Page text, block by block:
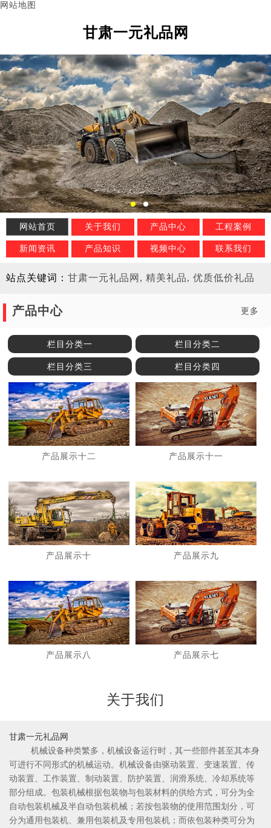
网站地图
甘肃一元礼品网
2
网站首页 关于我们 产品中心 工程案例
新闻资讯 产品知识 视频中心 联系我们
站点关键词： 甘肃一元礼品网, 精美礼品, 优质低价礼品
产品中心 更多
栏目分类一 栏目分类二
栏目分类三 栏目分类四
产品展示十二 产品展示十一
产品展示十 产品展示九
产品展示八 产品展示七
关于我们
甘肃一元礼品网
机械设备种类繁多，机械设备运行时，其一些部件甚至其本身
可进行不同形式的机械运动。机械设备由驱动装置、变速装置、传
动装置、工作装置、制动装置、防护装置、润滑系统、冷却系统等
部分组成。包装机械根据包装物与包装材料的供给方式，可分为全
自动包装机械及半自动包装机械；若按包装物的使用范围划分，可
分为通用包装机、兼用包装机及专用包装机；而依包装种类可分为